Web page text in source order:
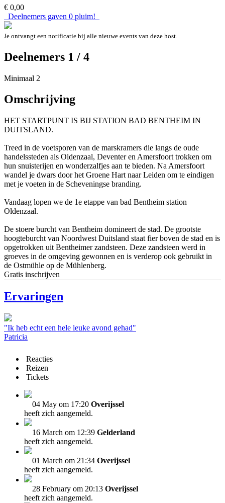
€ 0,00
Deelnemers gaven 0 pluim!
Je ontvangt een notificatie bij alle nieuwe events van deze host.
Deelnemers 1 / 4
Minimaal 2
Omschrijving
HET STARTPUNT IS BIJ STATION BAD BENTHEIM IN
DUITSLAND.
Treed in de voetsporen van de marskramers die langs de oude
handelssteden als Oldenzaal, Deventer en Amersfoort trokken om
hun snuisterijen en wonderzalfjes aan te bieden. Na Amersfoort
wandel je dwars door het Groene Hart naar Leiden om te eindigen
met je voeten in de Scheveningse branding.
Vandaag lopen we de 1e etappe van bad Bentheim station
Oldenzaal.
De stoere burcht van Bentheim domineert de stad. De grootste
hoogteburcht van Noordwest Duitsland staat fier boven de stad en is
opgetrokken uit Bentheimer zandsteen. Deze zandsteen werd in
groeves in de omgeving gewonnen en is verderop ook gebruikt in
de Ostmühle op de Mühlenberg.
Gratis inschrijven
Ervaringen
"Ik heb echt een hele leuke avond gehad"
Patricia
Reacties
Reizen
Tickets
04 May om 17:20 Overijssel
heeft zich aangemeld.
16 March om 12:39 Gelderland
heeft zich aangemeld.
01 March om 21:34 Overijssel
heeft zich aangemeld.
28 February om 20:13 Overijssel
heeft zich aangemeld.